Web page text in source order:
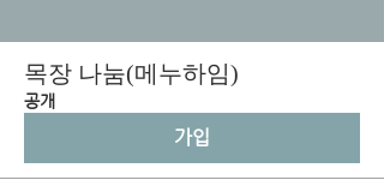
목장 나눔(메누하임)
공개
가입